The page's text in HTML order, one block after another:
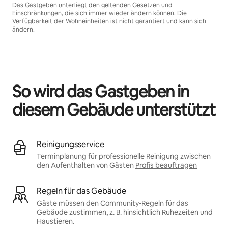
Das Gastgeben unterliegt den geltenden Gesetzen und
Einschränkungen, die sich immer wieder ändern können. Die
Verfügbarkeit der Wohneinheiten ist nicht garantiert und kann sich
ändern.
So wird das Gastgeben in
diesem Gebäude unterstützt
Reinigungsservice
Terminplanung für professionelle Reinigung zwischen
den Aufenthalten von Gästen Profis beauftragen
Regeln für das Gebäude
Gäste müssen den Community-Regeln für das
Gebäude zustimmen, z. B. hinsichtlich Ruhezeiten und
Haustieren.